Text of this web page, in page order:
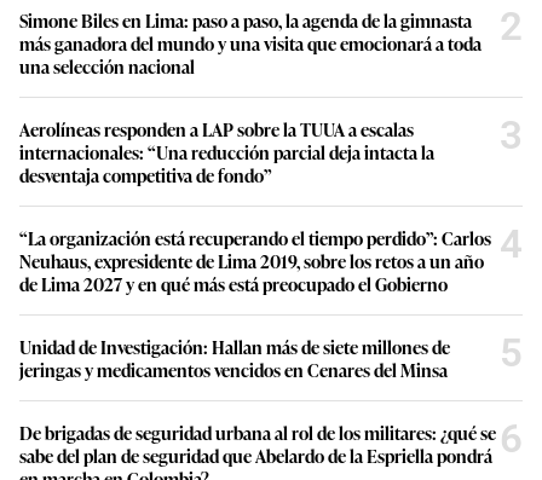
Simone Biles en Lima: paso a paso, la agenda de la gimnasta
más ganadora del mundo y una visita que emocionará a toda
una selección nacional
2
Aerolíneas responden a LAP sobre la TUUA a escalas
internacionales: “Una reducción parcial deja intacta la
desventaja competitiva de fondo”
3
“La organización está recuperando el tiempo perdido”: Carlos
Neuhaus, expresidente de Lima 2019, sobre los retos a un año
de Lima 2027 y en qué más está preocupado el Gobierno
4
Unidad de Investigación: Hallan más de siete millones de
jeringas y medicamentos vencidos en Cenares del Minsa
5
De brigadas de seguridad urbana al rol de los militares: ¿qué se
sabe del plan de seguridad que Abelardo de la Espriella pondrá 6